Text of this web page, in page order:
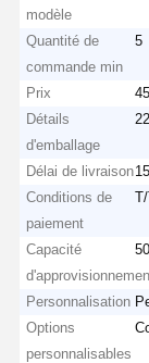
modèle
Quantité de
commande min
5
Prix
Détails
d'emballage
Délai de livraison
Conditions de
paiement
Capacité
Personnalisation
Options
personnalisables